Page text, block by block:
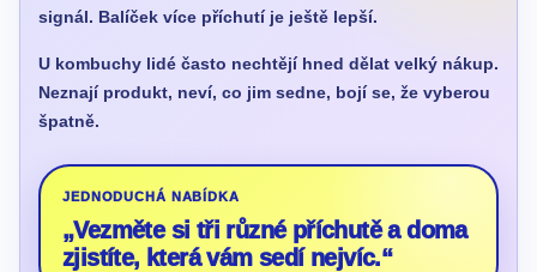
signál. Balíček více příchutí je ještě lepší.
U kombuchy lidé často nechtějí hned dělat velký nákup.
Neznají produkt, neví, co jim sedne, bojí se, že vyberou
špatně.
JEDNODUCHÁ NABÍDKA
„Vezměte si tři různé příchutě a doma
zjistíte, která vám sedí nejvíc.“